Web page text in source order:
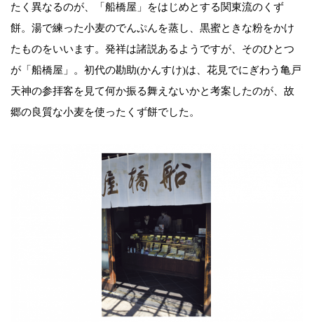
たく異なるのが、「船橋屋」をはじめとする関東流のくず
餅。湯で練った小麦のでんぷんを蒸し、黒蜜ときな粉をかけ
たものをいいます。発祥は諸説あるようですが、そのひとつ
が「船橋屋」。初代の勘助(かんすけ)は、花見でにぎわう亀戸
天神の参拝客を見て何か振る舞えないかと考案したのが、故
郷の良質な小麦を使ったくず餅でした。